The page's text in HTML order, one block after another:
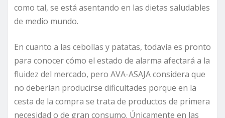
como tal, se está asentando en las dietas saludables
de medio mundo.
En cuanto a las cebollas y patatas, todavía es pronto
para conocer cómo el estado de alarma afectará a la
fluidez del mercado, pero AVA-ASAJA considera que
no deberían producirse dificultades porque en la
cesta de la compra se trata de productos de primera
necesidad o de gran consumo. Únicamente en las